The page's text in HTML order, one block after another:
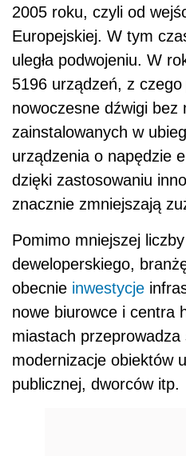
2005 roku, czyli od
Europejskiej. W tym
uległa podwojeniu. W
5196 urządzeń, z
nowoczesne dźwigi bez
zainstalowanych w
urządzenia o napędzie
dzięki zastosowaniu
znacznie zmniejszają
Pomimo mniejszej
deweloperskiego,
obecnie inwestycje
nowe biurowce i centra
miastach przeprowadza
modernizacje obiektów
publicznej, dworców itp.